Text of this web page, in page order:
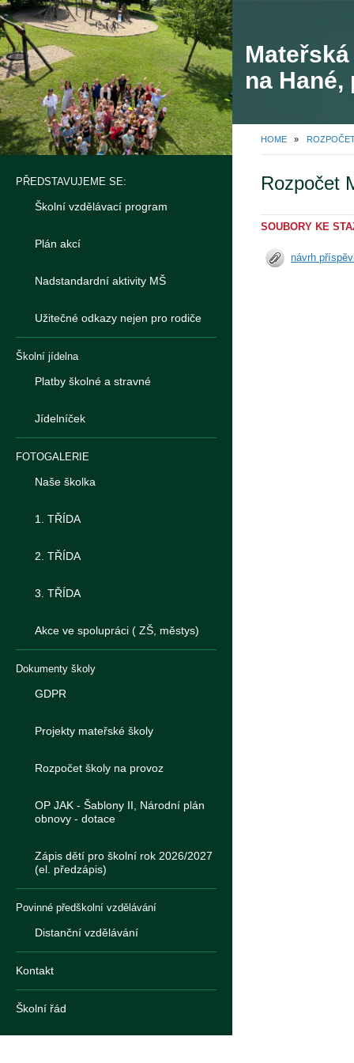
na
HOME »
PŘEDSTAVUJEME SE:
Školní vzdělávací program
Plán akcí
Nadstandardní aktivity MŠ
Užitečné odkazy nejen pro rodiče
Školní jídelna
Platby školné a stravné
Jídelníček
FOTOGALERIE
Naše školka
1. TŘÍDA
2. TŘÍDA
3. TŘÍDA
Akce ve spolupráci ( ZŠ, městys)
Dokumenty školy
GDPR
Projekty mateřské školy
Rozpočet školy na provoz
OP JAK - Šablony II, Národní plán
obnovy - dotace
Zápis dětí pro školní rok 2026/2027
(el. předzápis)
Povinné předškolní vzdělávání
Distanční vzdělávání
Kontakt
Školní řád
Rozpočet
SOUBORY KE
návrh